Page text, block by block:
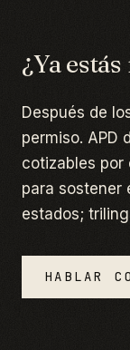
¿Ya
Después de
permiso. APD
cotizables por
para sostener
estados;
HABLAR